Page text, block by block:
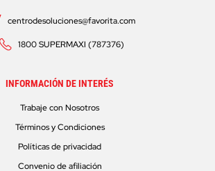
centrodesoluciones@favorita.com
1800 SUPERMAXI (787376)
INFORMACIÓN DE INTERÉS
Trabaje con Nosotros
Términos y Condiciones
Políticas de privacidad
Convenio de afiliación